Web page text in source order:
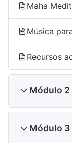
Maha
Música
Recursos
Módulo 2
Módulo 3